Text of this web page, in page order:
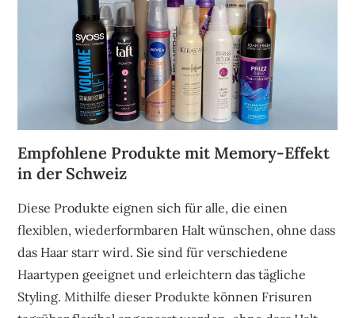
Empfohlene Produkte mit Memory-Effekt
in der Schweiz
Diese Produkte eignen sich für alle, die einen
flexiblen, wiederformbaren Halt wünschen, ohne dass
das Haar starr wird. Sie sind für verschiedene
Haartypen geeignet und erleichtern das tägliche
Styling. Mithilfe dieser Produkte können Frisuren